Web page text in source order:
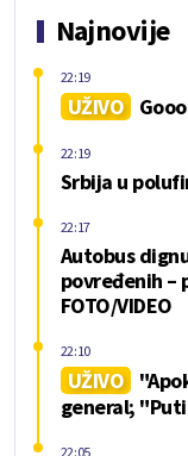
Najnovije
UŽIVO
22:19
Srbija u
22:19
Autobus
povređenih
FOTO/VIDEO
22:17
UŽIVO
general;
22:10
22:05